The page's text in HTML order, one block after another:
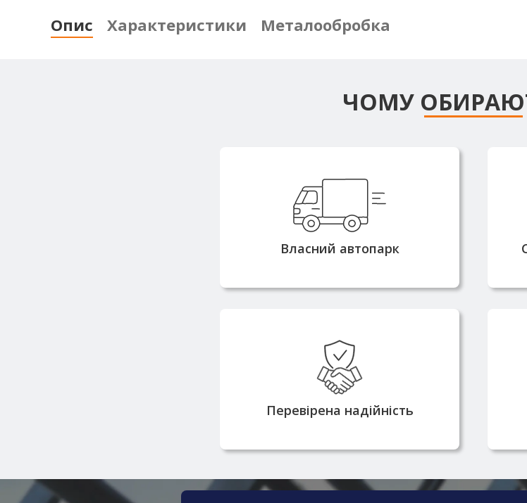
Опис Характеристики Металообробка
ЧОМУ
Власний автопарк
Власні машини
вантажопідйомністю від 3 до 25
тонн дозволяють доставляти
замовлення швидко та без
затримок
Перевірена надійність
Працюємо з 2010 року та маємо
репутацію надійного
постачальника металопрокату